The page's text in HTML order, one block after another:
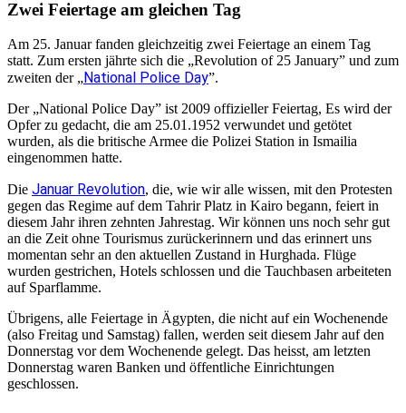
Zwei Feiertage am gleichen Tag
Am 25. Januar fanden gleichzeitig zwei Feiertage an einem Tag
statt. Zum ersten jährte sich die „Revolution of 25 January” und zum
zweiten der „National Police Day”.
Der „National Police Day” ist 2009 offizieller Feiertag, Es wird der
Opfer zu gedacht, die am 25.01.1952 verwundet und getötet
wurden, als die britische Armee die Polizei Station in Ismailia
eingenommen hatte.
Die Januar Revolution, die, wie wir alle wissen, mit den Protesten
gegen das Regime auf dem Tahrir Platz in Kairo begann, feiert in
diesem Jahr ihren zehnten Jahrestag. Wir können uns noch sehr gut
an die Zeit ohne Tourismus zurückerinnern und das erinnert uns
momentan sehr an den aktuellen Zustand in Hurghada. Flüge
wurden gestrichen, Hotels schlossen und die Tauchbasen arbeiteten
auf Sparflamme.
Übrigens, alle Feiertage in Ägypten, die nicht auf ein Wochenende
(also Freitag und Samstag) fallen, werden seit diesem Jahr auf den
Donnerstag vor dem Wochenende gelegt. Das heisst, am letzten
Donnerstag waren Banken und öffentliche Einrichtungen
geschlossen.